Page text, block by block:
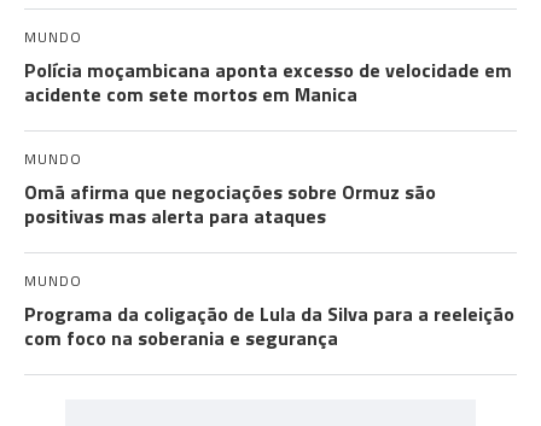
MUNDO
Polícia moçambicana aponta excesso de velocidade em
acidente com sete mortos em Manica
MUNDO
Omã afirma que negociações sobre Ormuz são
positivas mas alerta para ataques
MUNDO
Programa da coligação de Lula da Silva para a reeleição
com foco na soberania e segurança